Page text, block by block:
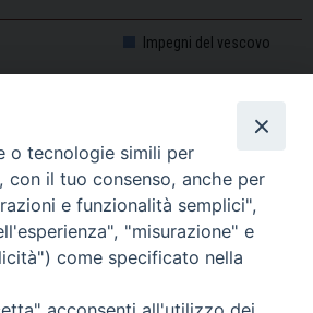
Impegni del vescovo
PASTORALE 2025-2026
o tecnologie simili per
con il tuo consenso, anche per
e funzionalità semplici",
"misurazione" e
come specificato nella